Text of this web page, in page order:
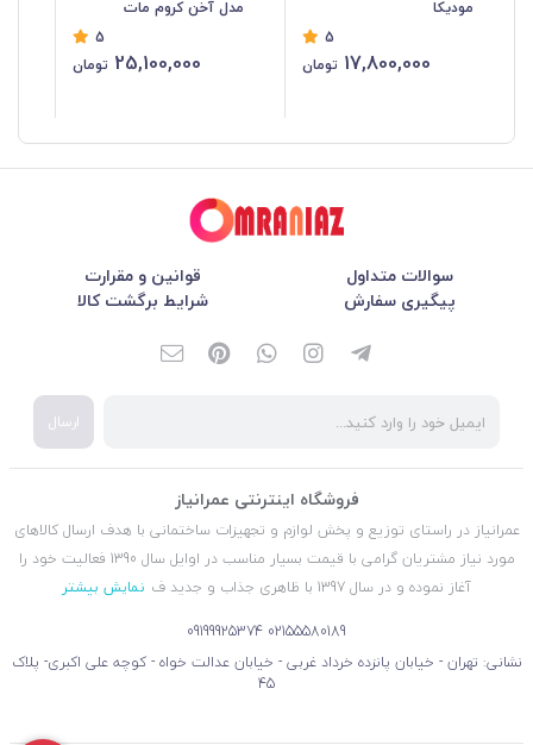
مودیکا
5
17,800,000 تومان
مدل آخن کروم مات
5
25,100,000 تومان
سوالات متداول
قوانین و مقرارت
پیگیری سفارش
شرایط برگشت کالا
ارسال
فروشگاه اینترنتی عمرانیاز
عمرانیاز در راستای توزیع و پخش لوازم و تجهیزات ساختمانی با هدف ارسال کالاهای
مورد نیاز مشتریان گرامی با قیمت بسیار مناسب در اوایل سال 1390 فعالیت خود را
آغاز نموده و در سال 1397 با ظاهری جذاب و جدید ف
نمایش بیشتر
02155580189
09199925374
نشانی: تهران - خیابان پانزده خرداد غربی - خیابان عدالت خواه - کوچه علی اکبری- پلاک
45